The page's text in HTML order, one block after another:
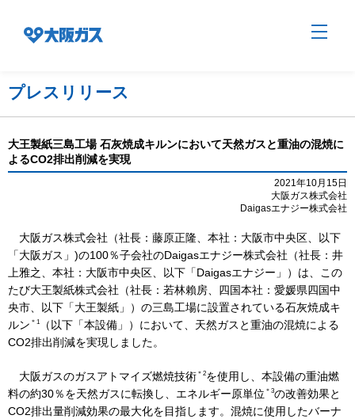
社会貢献
技術開発
サステナビリティ
IR情報
プレスリリース
大王製紙三島工場 石灰焼成キルンにおいて天然ガスと重油の混焼に
よるCO2排出削減を実現
2021年10月15日
大阪ガス株式会社
Daigasエナジー株式会社
大阪ガス株式会社（社長：藤原正隆、本社：大阪市中央区、以下
「大阪ガス」)の100％子会社のDaigasエナジー株式会社（社長：井
上雅之、本社：大阪市中央区、以下「Daigasエナジー」）は、この
たび大王製紙株式会社（社長：若林賴房、四国本社：愛媛県四国中
央市、以下「大王製紙」）の三島工場に設置されている石灰焼成キ
ルン ＊1
（以下「本設備」）において、天然ガスと重油の混焼による
CO2排出削減を実現しました。
大阪ガスのガスアトマイズ燃焼技術 ＊2を使用し、本設備の重油燃
料の約30％を天然ガスに転換し、エネルギー原単位 ＊3の改善効果と
CO2排出量削減効果の最大化を目指します。混焼に使用したバーナ